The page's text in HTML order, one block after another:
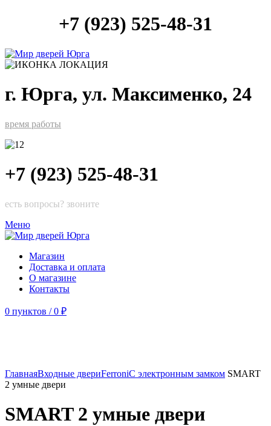
+7 (923) 525-48-31
г. Юрга, ул. Максименко, 24
время работы
+7 (923) 525-48-31
есть вопросы? звоните
Меню
Магазин
Доставка и оплата
О магазине
Контакты
0 пунктов / 0 ₽
ГлавнаяВходные двериFerroniС электронным замком SMART
2 умные двери
SMART 2 умные двери